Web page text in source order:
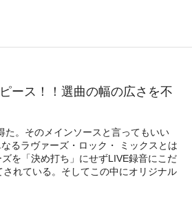
ース！！選曲の幅の広さを不
。そのメインソースと言ってもいい
るラヴァーズ・ロック・ ミックスとは
を「決め打ち」にせずLIVE録音にこだ
れている。そしてこの中にオリジナル